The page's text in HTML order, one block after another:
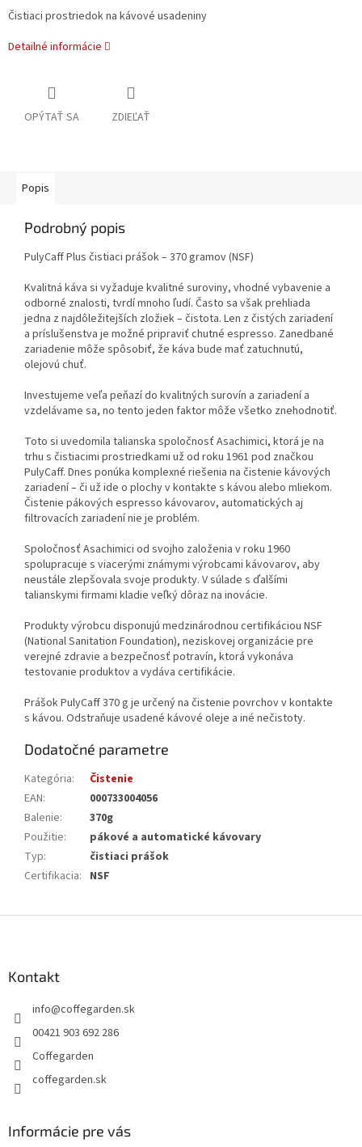
Čistiaci prostriedok na kávové usadeniny
Detailné informácie
OPÝTAŤ SA ZDIEĽAŤ
Popis
Podrobný popis
PulyCaff Plus čistiaci prášok – 370 gramov (NSF)
Kvalitná káva si vyžaduje kvalitné suroviny, vhodné vybavenie a
odborné znalosti, tvrdí mnoho ľudí. Často sa však prehliada
jedna z najdôležitejších zložiek – čistota. Len z čistých zariadení
a príslušenstva je možné pripraviť chutné espresso. Zanedbané
zariadenie môže spôsobiť, že káva bude mať zatuchnutú,
olejovú chuť.
Investujeme veľa peňazí do kvalitných surovín a zariadení a
vzdelávame sa, no tento jeden faktor môže všetko znehodnotiť.
Toto si uvedomila talianska spoločnosť Asachimici, ktorá je na
trhu s čistiacimi prostriedkami už od roku 1961 pod značkou
PulyCaff. Dnes ponúka komplexné riešenia na čistenie kávových
zariadení – či už ide o plochy v kontakte s kávou alebo mliekom.
Čistenie pákových espresso kávovarov, automatických aj
filtrovacích zariadení nie je problém.
Spoločnosť Asachimici od svojho založenia v roku 1960
spolupracuje s viacerými známymi výrobcami kávovarov, aby
neustále zlepšovala svoje produkty. V súlade s ďalšími
talianskymi firmami kladie veľký dôraz na inovácie.
Produkty výrobcu disponujú medzinárodnou certifikáciou NSF
(National Sanitation Foundation), neziskovej organizácie pre
verejné zdravie a bezpečnosť potravín, ktorá vykonáva
testovanie produktov a vydáva certifikácie.
Prášok PulyCaff 370 g je určený na čistenie povrchov v kontakte
s kávou. Odstraňuje usadené kávové oleje a iné nečistoty.
Dodatočné parametre
Kategória:
Čistenie
EAN:
000733004056
Balenie:
370g
Použitie:
pákové a automatické kávovary
Typ:
čistiaci prášok
Certifikacia: NSF
Kontakt
info@coffegarden.sk
00421 903 692 286
Coffegarden
coffegarden.sk
Informácie pre vás